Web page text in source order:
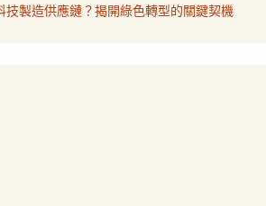
技製造供應鏈？揭開綠色轉型的關鍵契機